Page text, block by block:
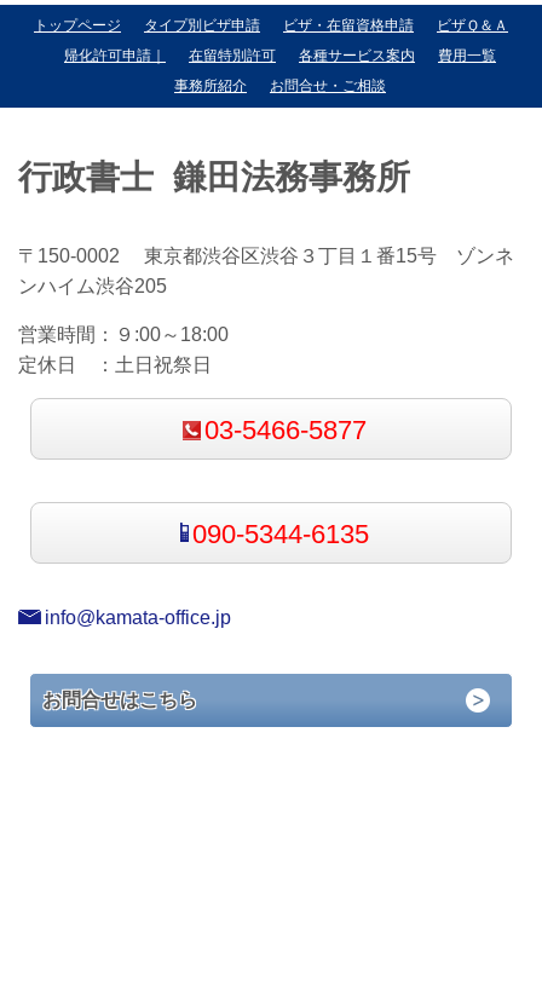
トップページ タイプ別ビザ申請 ビザ・在留資格申請
ビザＱ＆Ａ
帰化許可申請｜
在留特別許可 各種サービス案内
費用一覧
事務所紹介
お問合せ・ご相談
行政書士 鎌田法務事務所
〒150-0002 東京都渋谷区渋谷３丁目１番15号 ゾンネ
ンハイム渋谷205
営業時間：
９:00～18:00
定休日 ： 土日祝祭日
03-5466-5877
090-5344-6135
info@kamata-office.jp
お問合せはこちら